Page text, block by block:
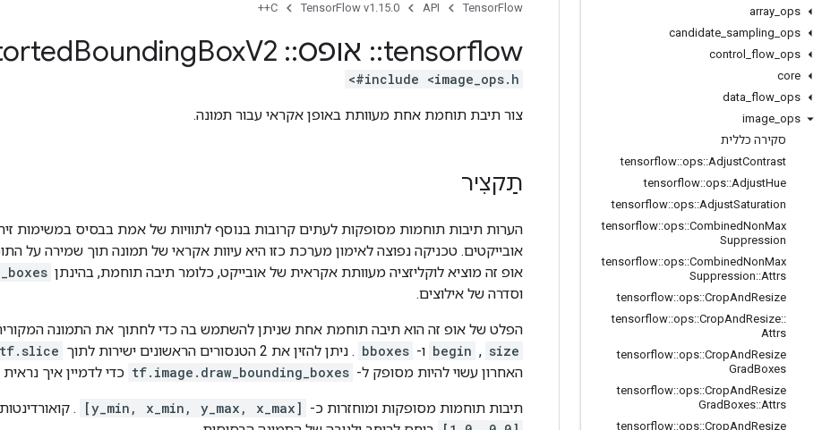
array ops
candidate sampling ops
control
flow ops
core
data flow ops
image ops
סקירה כללית
tensorflow::ops::AdjustContrast
tensorflow::ops::AdjustHue
tensorflow::ops::AdjustSaturation
tensorflow::ops::CombinedNonMax
Suppression
tensorflow::ops::CombinedNonMax
Suppression::Attrs
tensorflow::ops::CropAndResize
tensorflow::ops::CropAndResize::
Attrs
tensorflow::ops::CropAndResize
GradBoxes
tensorflow::ops::CropAndResize
GradBoxes::Attrs
tensorflow::ops::CropAndResize
TensorFlow
API
TensorFlow v1.15.0
C++
tensorflow
:: אופס::
BoundingBoxV2
#include <image_ops.h>
צור תיבת תוחמת אחת מעוותת באופן אקראי עבור תמונה.
תַקצִיר
הערות תיבות תוחמות מסופקות לעתים קרובות בנוסף לתוויות של אמת בבסיס במשימות
אובייקטים. טכניקה נפוצה לאימון מערכת כזו היא עיוות אקראי של תמונה תוך שמירה על
אופ זה מוציא לוקליזציה מעוותת אקראית של אובייקט, כלומר תיבה תוחמת, בהינתן
וסדרה של אילוצים.
הפלט של אופ זה הוא תיבה תוחמת אחת שניתן להשתמש בה כדי לחתוך את התמונה המקורית. הפלט
begin , size ו- bboxes . ניתן להזין את 2 הטנסורים הראשונים ישירות לתוך tf.slice
האחרון עשוי להיות מסופק ל- tf.image.draw_bounding_boxes כדי לדמיין איך
תיבות תוחמות מסופקות ומוחזרות כ- [y_min, x_min, y_max, x_max]
.